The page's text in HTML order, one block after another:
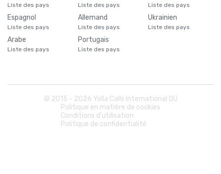
Liste des pays Liste des pays Liste des pays
Espagnol
Liste des pays
Allemand
Liste des pays
Ukrainien
Liste des pays
Arabe
Liste des pays
Portugais
Liste des pays
© 2015 - 2026 Yolla Calls International OÜ
Politique en matière de cookies
Conditions d'utilisation
Politique de confidentialité